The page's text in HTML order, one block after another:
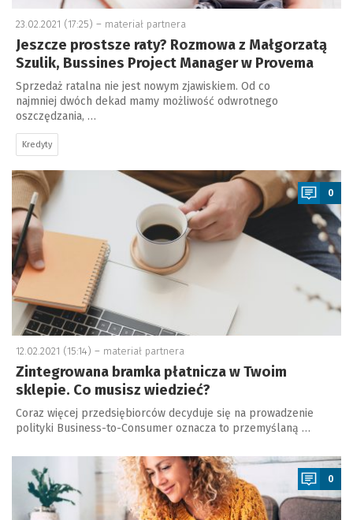
23.02.2021 (17:25) – materiał partnera
Jeszcze prostsze raty? Rozmowa z Małgorzatą
Szulik, Bussines Project Manager w Provema
Sprzedaż ratalna nie jest nowym zjawiskiem. Od co
najmniej dwóch dekad mamy możliwość odwrotnego
oszczędzania, …
Kredyty
a
0
12.02.2021 (15:14) – materiał partnera
Zintegrowana bramka płatnicza w Twoim
sklepie. Co musisz wiedzieć?
Coraz więcej przedsiębiorców decyduje się na prowadzenie
polityki Business-to-Consumer oznacza to przemyślaną …
a
0